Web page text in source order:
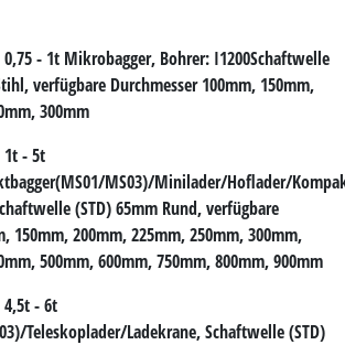
- 1t Mikrobagger, Bohrer: I1200Schaftwelle
verfügbare Durchmesser 100mm, 150mm,
300mm
- 5t
MS03)/Minilader/Hoflader/
(STD) 65mm Rund, verfügbare
150mm, 200mm, 225mm, 250mm, 300mm,
500mm, 600mm, 750mm, 800mm, 900mm
- 6t
Teleskoplader/Ladekrane, Schaftwelle (STD)